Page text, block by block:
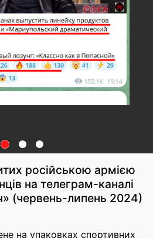
російською армією
на телеграм-каналі
(червень-липень 2024)
на упаковках спортивних